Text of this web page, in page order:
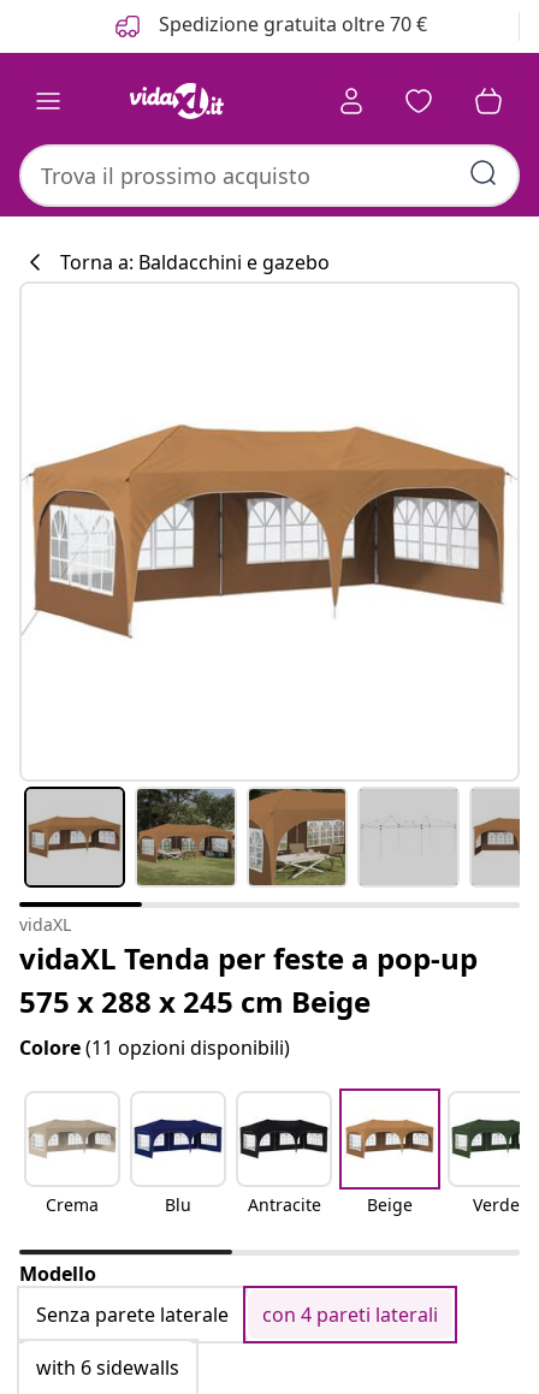
Spedizione gratuita oltre 70 €
Torna a: Baldacchini e gazebo
vidaXL
vidaXL Tenda per feste a pop-up
575 x 288 x 245 cm Beige
Colore(11 opzioni disponibili)
Crema Blu Antracite Beige Verde
Modello
Senza parete laterale
con 4 pareti laterali
with 6 sidewalls